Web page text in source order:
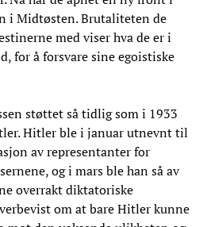
i Midtøsten. Brutaliteten de
med viser hva de er i
for å forsvare sine egoistiske
støttet så tidlig som i 1933
Hitler ble i januar utnevnt til
av representanter for
og i mars ble han så av
overrakt diktatoriske
om at bare Hitler kunne